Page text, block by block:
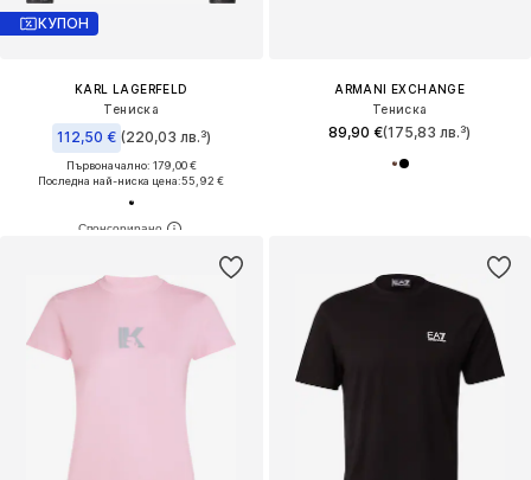
КУПОН
KARL LAGERFELD
Тениска
112,50 € (220,03 лв.³)
Първоначално: 179,00 €
Последна най-ниска цена:55,92 €
ARMANI EXCHANGE
Тениска
89,90 €(175,83 лв.³)